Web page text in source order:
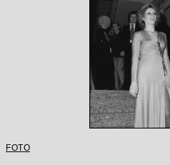
FOTO